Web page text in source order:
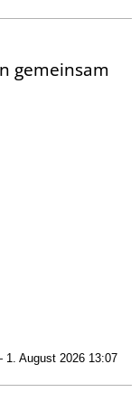
gemeinsam
August 2026 13:07